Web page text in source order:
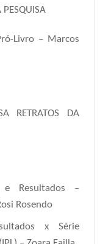
Livro – Marcos
RETRATOS DA
e Resultados –
Rosendo
x Série